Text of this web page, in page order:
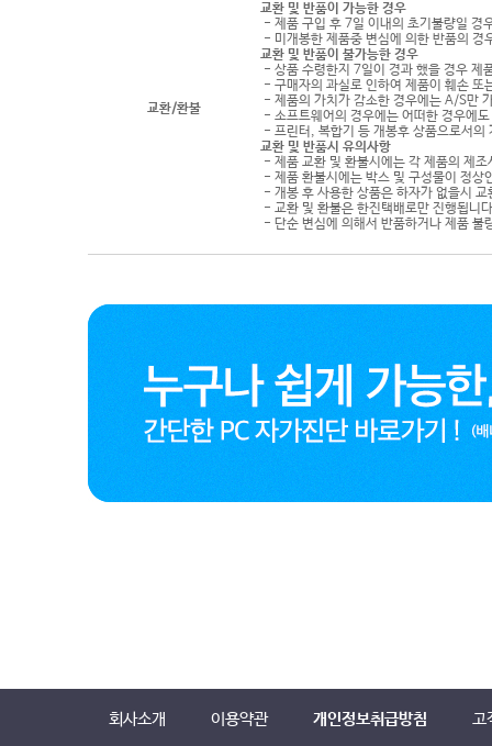
교환/환불
교환 및 반품이 가능한 경우
- 제품 구입 후 7일 이내의 초기불량일 경
- 미개봉한 제품중 변심에 의한 반품의 경
교환 및 반품이 불가능한 경우
- 상품 수령한지 7일이 경과 했을 경우 제
- 구매자의 과실로 인하여 제품이 훼손 또
- 제품의 가치가 감소한 경우에는 A/S만
- 소프트웨어의 경우에는 어떠한 경우에
- 프린터, 복합기 등 개봉후 상품으로서의
교환 및 반품시 유의사항
- 제품 교환 및 환불시에는 각 제품의 제
- 제품 환불시에는 박스 및 구성물이 정상
- 개봉 후 사용한 상품은 하자가 없을시
- 교환 및 환불은 한진택배로만 진행됩니
- 단순 변심에 의해서 반품하거나 제품
회사소개 이용약관 개인정보취급방침 고